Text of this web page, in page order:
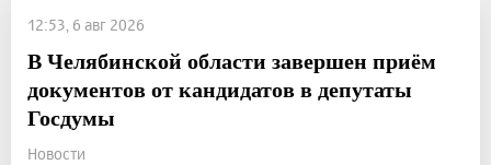
12:53, 6 авг 2026
В Челябинской области завершен приём
документов от кандидатов в депутаты
Госдумы
Новости